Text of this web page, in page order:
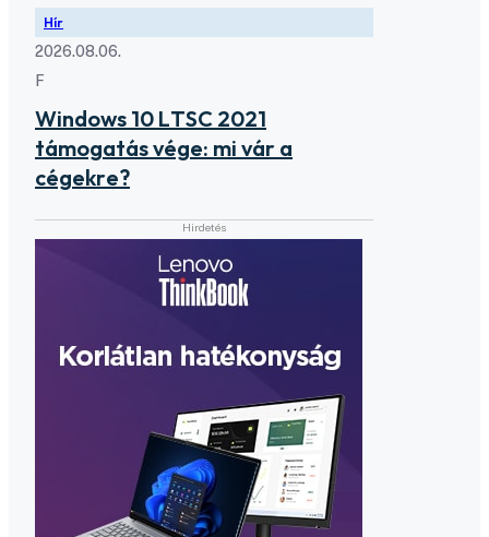
Hír
2026.08.06.
F
Windows 10 LTSC 2021
támogatás vége: mi vár a
cégekre?